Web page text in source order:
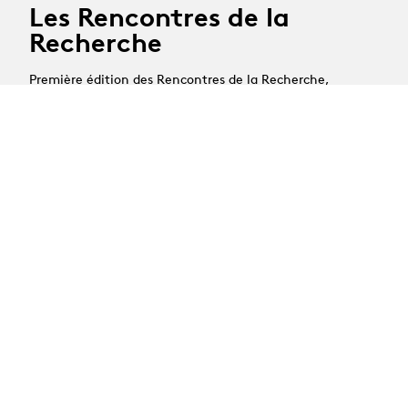
Les Rencontres de la
Recherche
Première édition des Rencontres de la Recherche,